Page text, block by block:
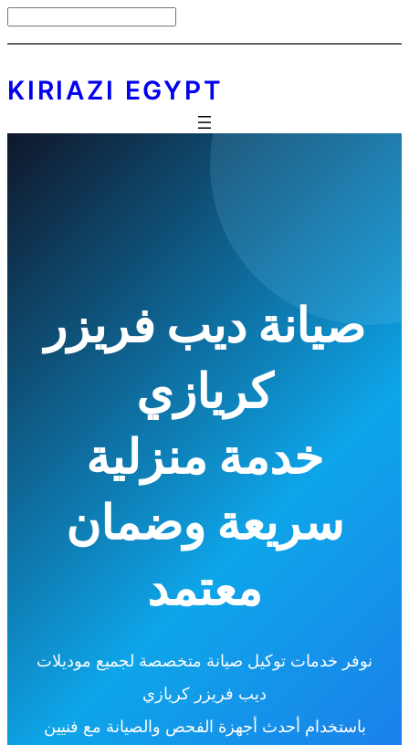
to
e
r
h
KIRIAZI EGYPT
صيانة ديب فريزر
كريازي
خدمة منزلية
سريعة وضمان
معتمد
نوفر خدمات توكيل صيانة متخصصة لجميع موديلات
ديب فريزر كريازي
باستخدام أحدث أجهزة الفحص والصيانة مع فنيين